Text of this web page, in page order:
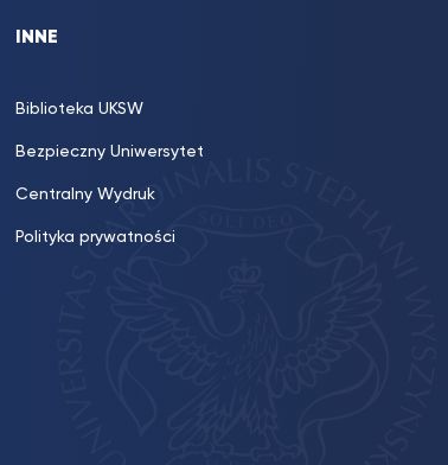
INNE
Biblioteka UKSW
Bezpieczny Uniwersytet
Centralny Wydruk
Polityka prywatności